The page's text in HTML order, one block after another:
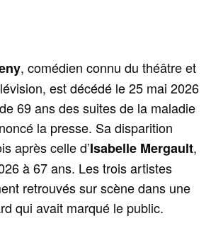
, comédien connu du théâtre et
est décédé le 25 mai 2026
69 ans des suites de la maladie
la presse. Sa disparition
après celle d’Isabelle Mergault,
à 67 ans. Les trois artistes
retrouvés sur scène dans une
qui avait marqué le public.